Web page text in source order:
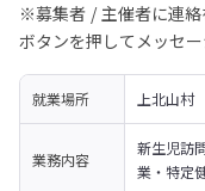
※募集者 / 主催者に連絡
ボタンを押してメッセー
就業場所 上北山村
業務内容
新生児訪
業・特定